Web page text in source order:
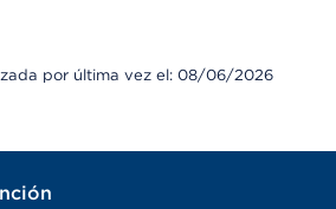
por última vez el: 08/06/2026